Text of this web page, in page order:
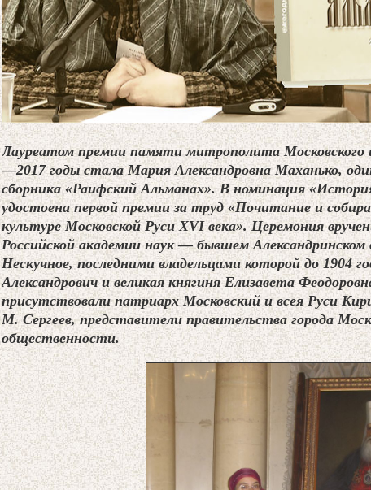
Лауреатом премии памяти митрополита Московского
—2017 годы стала Мария Александровна Маханько,
сборника «Раифский Альманах». В номинация
удостоена первой премии за труд «Почитание и
культуре Московской Руси XVI века». Церемония
Российской академии наук — бывшем Александринском
Нескучное, последними владельцами которой до 1904
Александрович и великая княгиня Елизавета
присутствовали патриарх Московский и всея Руси
М. Сергеев, представители правительства города
общественности.